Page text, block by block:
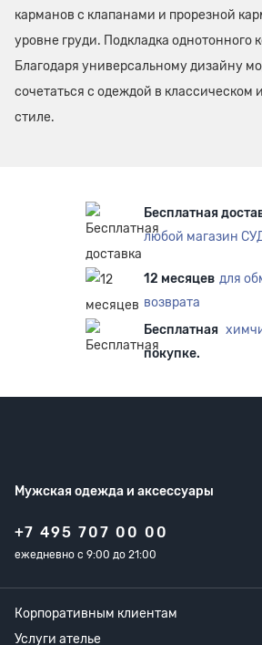
карманов с клапанами и прорезной
уровне груди. Подкладка однотонного
Благодаря универсальному дизайну
сочетаться с одеждой в классическом
стиле.
Бесплатная
любой магазин
12 месяцев для
возврата
Бесплатная
покупке.
Мужская одежда и аксессуары
+7 495 707 00 00
ежедневно с 9:00 до 21:00
Корпоративным клиентам
Услуги ателье